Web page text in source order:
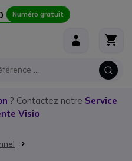
Numéro gratuit
? Contactez notre Service
Visio